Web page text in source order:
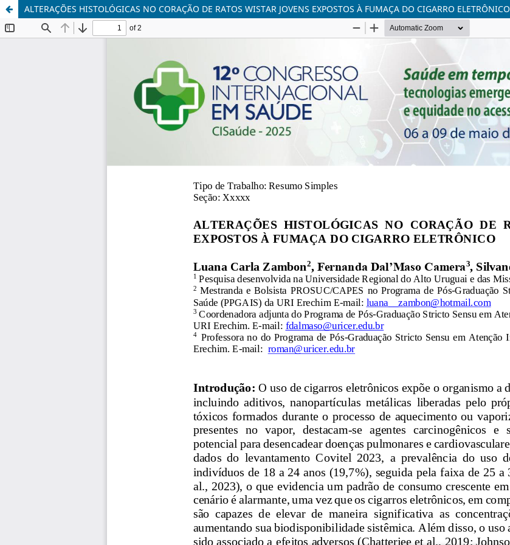
ALTERAÇÕES HISTOLÓGICAS NO CORAÇÃO DE RATOS WISTAR JOVENS EXPOSTOS À FUMAÇA DO CIGARRO ELETRÔNICO